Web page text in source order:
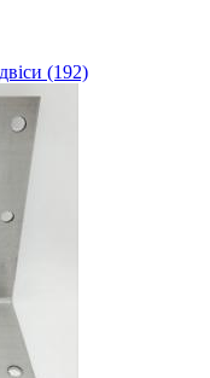
(192)